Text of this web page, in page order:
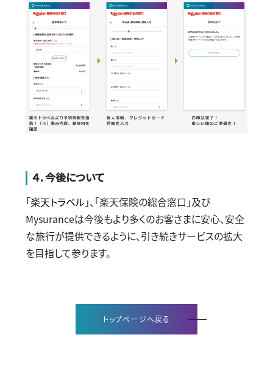
４．今後について
「楽天トラベル」、「楽天保険の総合窓口」及び
Mysuranceは今後もより多くのお客さまに安心、安全
な旅行が提供できるように、引き続きサービスの拡大
を目指して参ります。
トップページへ戻る